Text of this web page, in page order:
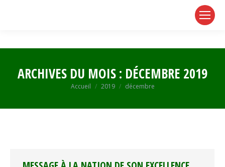
ARCHIVES DU MOIS : DÉCEMBRE 2019
Vous êtes ici :
Accueil 2019 décembre